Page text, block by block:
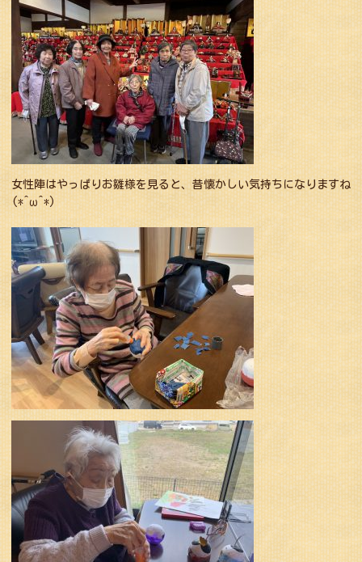
女性陣はやっぱりお雛様を見ると、昔懐かしい気持ちになりますね
(*^ω^*)